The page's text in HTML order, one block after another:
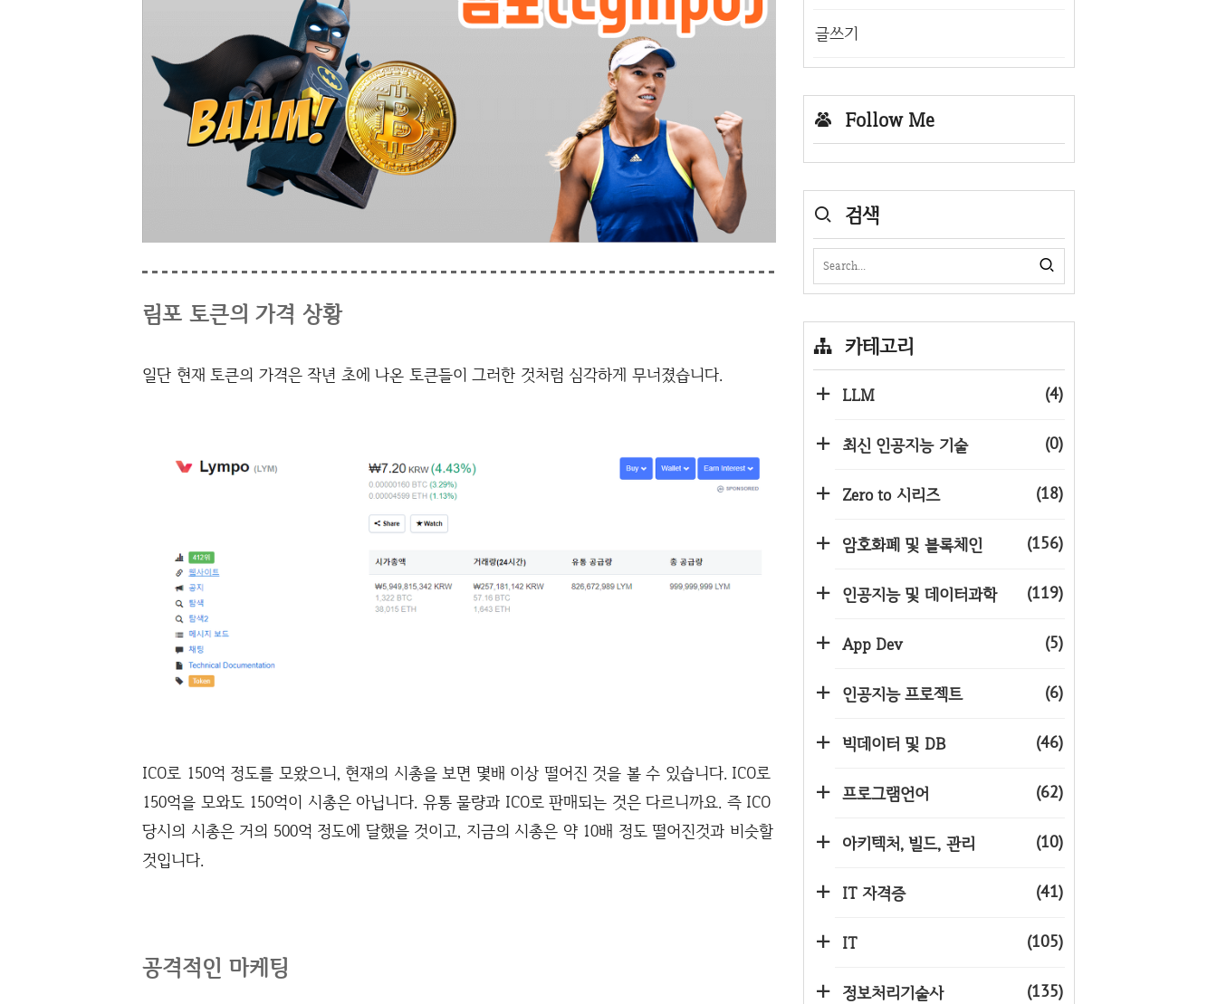
림포 토큰의 가격 상황
일단 현재 토큰의 가격은 작년 초에 나온 토큰들이 그러한 것처럼 심각하게 무너졌습니다.
ICO로 150억 정도를 모왔으니, 현재의 시총을 보면 몇배 이상 떨어진 것을 볼 수 있습니다. ICO로
150억을 모와도 150억이 시총은 아닙니다. 유통 물량과 ICO로 판매되는 것은 다르니까요. 즉 ICO
당시의 시총은 거의 500억 정도에 달했을 것이고, 지금의 시총은 약 10배 정도 떨어진것과 비슷할
것입니다.
공격적인 마케팅
글쓰기
Follow Me
검색
카테고리
LLM (4)
최신 인공지능 기술 (0)
Zero to 시리즈 (18)
암호화폐 및 블록체인 (156)
인공지능 및 데이터과학 (119)
App Dev (5)
인공지능 프로젝트 (6)
빅데이터 및 DB (46)
프로그램언어 (62)
아키텍처, 빌드, 관리 (10)
IT 자격증 (41)
IT (105)
정보처리기술사 (135)